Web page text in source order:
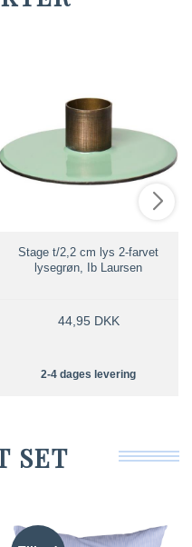
Stage t/2,2 cm lys 2-farvet
lysegrøn, Ib Laursen
44,95 DKK
2-4 dages levering
SET